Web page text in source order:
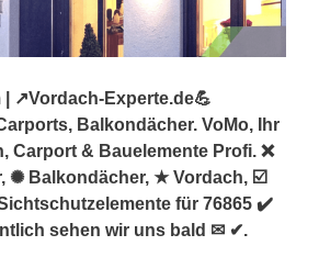
↗️Vordach-Experte.de💪
Balkondächer. VoMo, Ihr
Carport & Bauelemente Profi. ❌
✺ Balkondächer, ★ Vordach, ☑️
für 76865 ✔️
sehen wir uns bald ✉ ✔.